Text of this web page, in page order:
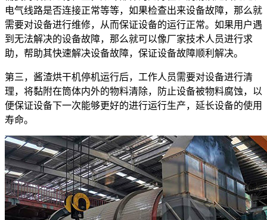
电气线路是否连接正常等等，如果检查出来设备故障，那么就
需要对设备进行维修，从而保证设备的运行正常。如果用户遇
到无法解决的设备故障，那么就可以像厂家技术人员进行求
助，帮助其快速解决设备故障，保证设备故障顺利解决。
第三，酱渣烘干机停机运行后，工作人员需要对设备进行清
理，将黏附在筒体内外的物料清除，防止设备被物料腐蚀，以
便保证设备下一次能够更好的进行运行生产，延长设备的使用
寿命。